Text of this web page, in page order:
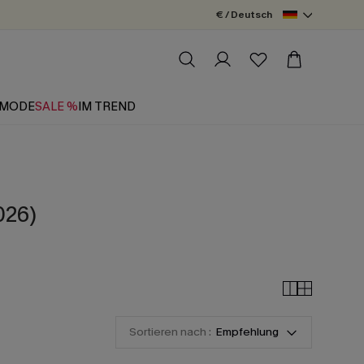
€ / Deutsch
SALE %IM TREND
Sortieren nach : Empfehlung